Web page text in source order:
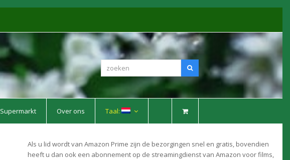
zoekenZoeken
Supermarkt Over ons Taal:
Als u lid wordt van Amazon Prime zijn de bezorgingen snel en gratis, bovendien
heeft u dan ook een abonnement op de streamingdienst van Amazon voor films,